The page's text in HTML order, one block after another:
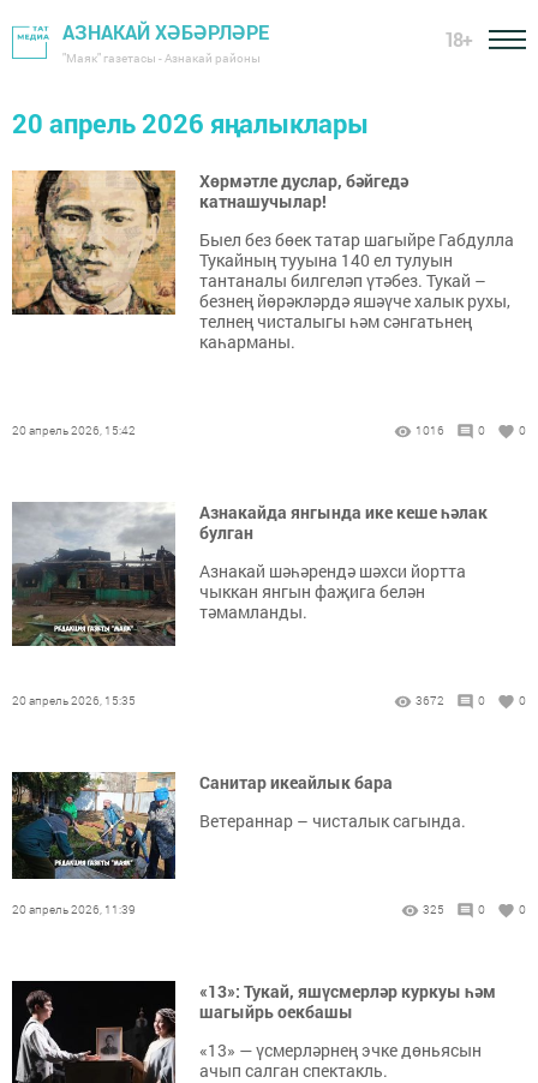
АЗНАКАЙ ХӘБӘРЛӘРЕ
"Маяк" газетасы - Азнакай районы
18+
20 апрель 2026 яңалыклары
Хөрмәтле дуслар, бәйгедә
катнашучылар!
Быел без бөек татар шагыйре Габдулла
Тукайның тууына 140 ел тулуын
тантаналы билгеләп үтәбез. Тукай –
безнең йөрәкләрдә яшәүче халык рухы,
телнең чисталыгы һәм сәнгатьнең
каһарманы.
20 апрель 2026, 15:42 1016 0 0
Азнакайда янгында ике кеше һәлак
булган
Азнакай шәһәрендә шәхси йортта
чыккан янгын фаҗига белән
тәмамланды.
20 апрель 2026, 15:35 3672 0 0
Санитар икеайлык бара
Ветераннар – чисталык сагында.
20 апрель 2026, 11:39 325 0 0
«13»: Тукай, яшүсмерләр куркуы һәм
шагыйрь оекбашы
«13» — үсмерләрнең эчке дөньясын
ачып салган спектакль.